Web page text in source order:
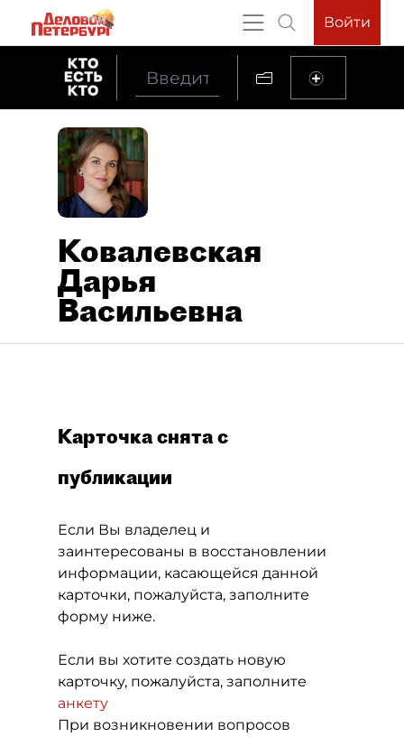
Войти
Ковалевская
Дарья
Васильевна
Карточка снята с
публикации
Если Вы владелец и
заинтересованы в восстановлении
информации, касающейся данной
карточки, пожалуйста, заполните
форму ниже.
Если вы хотите создать новую
карточку, пожалуйста, заполните
анкету
При возникновении вопросов